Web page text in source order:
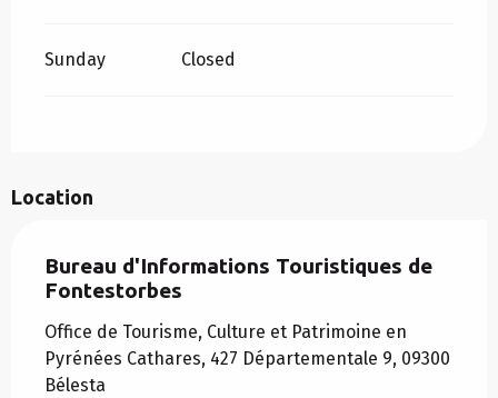
Sunday Closed
Location
Bureau d'Informations Touristiques de
Fontestorbes
Office de Tourisme, Culture et Patrimoine en
Pyrénées Cathares, 427 Départementale 9, 09300
Bélesta